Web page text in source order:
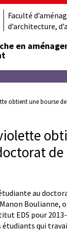
Faculté
d’architecture,
en
obtient une bourse
au
Boulianne,
EDS pour 2013-
étudiants qui